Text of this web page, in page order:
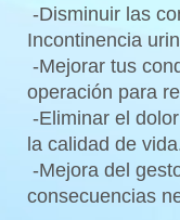
-Disminuir las
Incontinencia
-Mejorar tus
operación para
-Eliminar el
la calidad de
-Mejora del
consecuencias